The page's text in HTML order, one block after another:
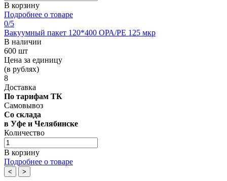
В корзину
Подробнее о товаре
0/5
Вакуумный пакет 120*400 OРА/РЕ 125 мкр
В наличии
600 шт
Цена за единицу
(в рублях)
8
Доставка
По тарифам ТК
Самовывоз
Со склада
в Уфе и Челябинске
Количество
В корзину
Подробнее о товаре
< >